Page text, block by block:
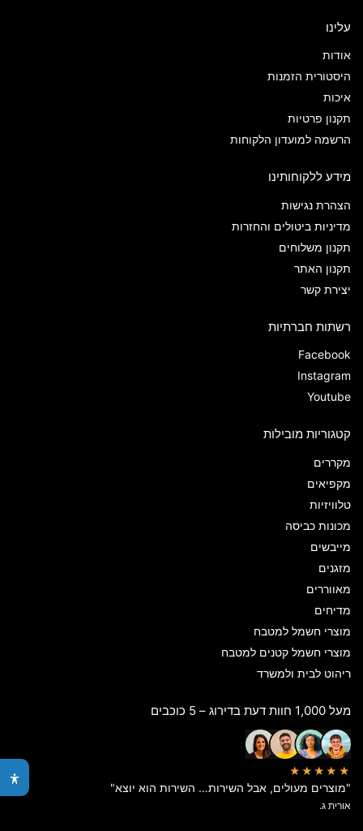
עלינו
אודות
היסטורית הזמנות
איכות
תקנון פרטיות
הרשמה למועדון הלקוחות
מידע ללקוחותינו
הצהרת נגישות
מדיניות ביטולים והחזרות
תקנון משלוחים
תקנון האתר
יצירת קשר
רשתות חברתיות
Facebook
Instagram
Youtube
קטגוריות מובילות
מקררים
מקפיאים
טלוויזיות
מכונות כביסה
מייבשים
מזגנים
מאווררים
מדיחים
מוצרי חשמל למטבח
מוצרי חשמל קטנים למטבח
ריהוט לבית ולמשרד
מעל 1,000 חוות דעת בדירוג – 5 כוכבים
★★★★★
"מוצרים מעולים, אבל השירות… השירות הוא יוצא"
אורית ג.